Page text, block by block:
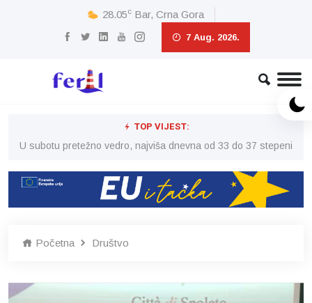
28.05c Bar, Crna Gora
7 Aug. 2026.
TOP VIJEST:
U subotu pretežno vedro, najviša dnevna od 33 do 37 stepeni
Početna Društvo